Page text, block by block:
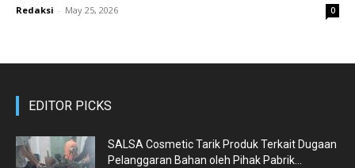
Redaksi - May 25, 2026 0
EDITOR PICKS
SALSA Cosmetic Tarik Produk Terkait Dugaan
Pelanggaran Bahan oleh Pihak Pabrik...